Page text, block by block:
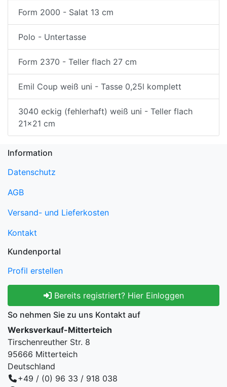
Form 2000 - Salat 13 cm
Polo - Untertasse
Form 2370 - Teller flach 27 cm
Emil Coup weiß uni - Tasse 0,25l komplett
3040 eckig (fehlerhaft) weiß uni - Teller flach
21x21 cm
Information
Datenschutz
AGB
Versand- und Lieferkosten
Kontakt
Kundenportal
Profil erstellen
Bereits registriert? Hier Einloggen
So nehmen Sie zu uns Kontakt auf
Werksverkauf-Mitterteich
Tirschenreuther Str. 8
95666 Mitterteich
Deutschland
+49 / (0) 96 33 / 918 038